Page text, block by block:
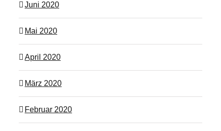
Juni 2020
Mai 2020
April 2020
März 2020
Februar 2020